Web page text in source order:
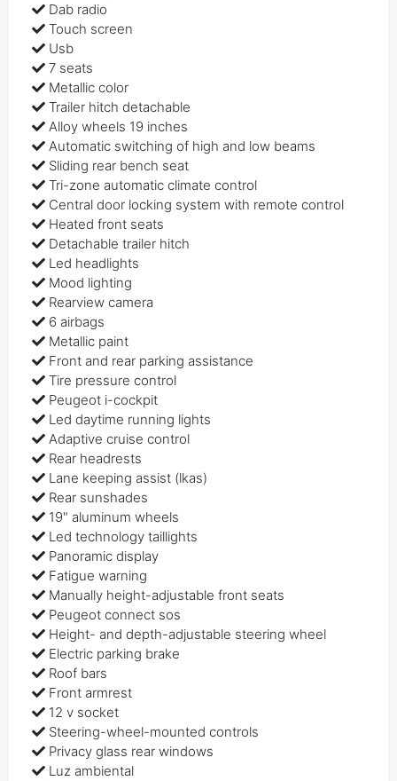
Dab radio
Touch screen
Usb
7 seats
Metallic color
Trailer hitch detachable
Alloy wheels 19 inches
Automatic switching of high and low beams
Sliding rear bench seat
Tri-zone automatic climate control
Central door locking system with remote control
Heated front seats
Detachable trailer hitch
Led headlights
Mood lighting
Rearview camera
6 airbags
Metallic paint
Front and rear parking assistance
Tire pressure control
Peugeot i-cockpit
Led daytime running lights
Adaptive cruise control
Rear headrests
Lane keeping assist (lkas)
Rear sunshades
19" aluminum wheels
Led technology taillights
Panoramic display
Fatigue warning
Manually height-adjustable front seats
Peugeot connect sos
Height- and depth-adjustable steering wheel
Electric parking brake
Roof bars
Front armrest
12 v socket
Steering-wheel-mounted controls
Privacy glass rear windows
Luz ambiental